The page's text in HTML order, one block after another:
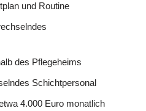
und Routine
des Pflegeheims
Schichtpersonal
4.000 Euro monatlich